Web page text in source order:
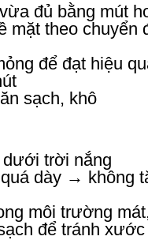
đủ bằng mút
mặt theo chuyển
để đạt hiệu
sạch, khô
trời nắng
dày → không
môi trường
để tránh